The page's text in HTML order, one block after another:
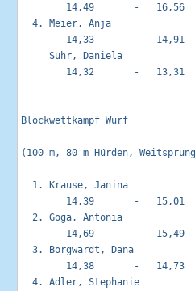
14,49       -   16,56
4. Meier, Anja
14,33       -   14,91
Suhr, Daniela
14,32       -   13,31
Blockwettkampf Wurf
(100 m, 80 m Hürden,
1. Krause, Janina
14,39       -   15,01
2. Goga, Antonia
14,69       -   15,49
3. Borgwardt, Dana
14,38       -   14,73
4. Adler, Stephanie